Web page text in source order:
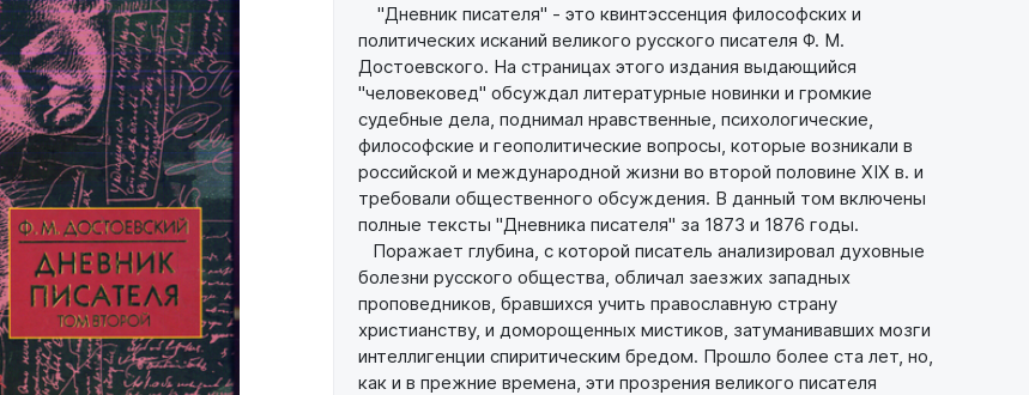
"Дневник писателя" - это квинтэссенция философских и
политических исканий великого русского писателя Ф. М.
Достоевского. На страницах этого издания выдающийся
"человековед" обсуждал литературные новинки и громкие
судебные дела, поднимал нравственные, психологические,
философские и геополитические вопросы, которые возникали в
российской и международной жизни во второй половине XIX в. и
требовали общественного обсуждения. В данный том включены
полные тексты "Дневника писателя" за 1873 и 1876 годы.
Поражает глубина, с которой писатель анализировал духовные
болезни русского общества, обличал заезжих западных
проповедников, бравшихся учить православную страну
христианству, и доморощенных мистиков, затуманивавших мозги
интеллигенции спиритическим бредом. Прошло более ста лет, но,
как и в прежние времена, эти прозрения великого писателя